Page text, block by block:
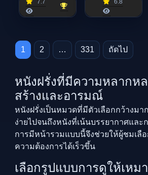
7.7 6.8
Posts pagination
1 2 … 331 ถัดไป
หนังฝรั่งที่มีความหลากห
สร้างและอารมณ์
หนังฝรั่งเป็นหมวดที่มีตัวเลือกกว้างมา
ง่ายไปจนถึงหนังที่เน้นบรรยากาศและ
การมีหน้ารวมแบบนี้จึงช่วยให้ผู้ชมเลือ
ความต้องการได้เร็วขึ้น
เลือกรูปแบบการดูให้เหม